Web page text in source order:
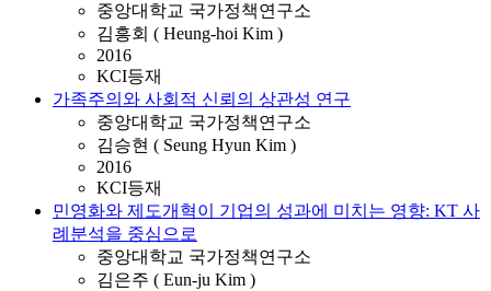
중앙대학교 국가정책연구소
김흥회 ( Heung-hoi Kim )
2016
KCI등재
가족주의와 사회적 신뢰의 상관성 연구
중앙대학교 국가정책연구소
김승현 ( Seung Hyun Kim )
2016
KCI등재
민영화와 제도개혁이 기업의 성과에 미치는 영향: KT 사
례분석을 중심으로
중앙대학교 국가정책연구소
김은주 ( Eun-ju Kim )